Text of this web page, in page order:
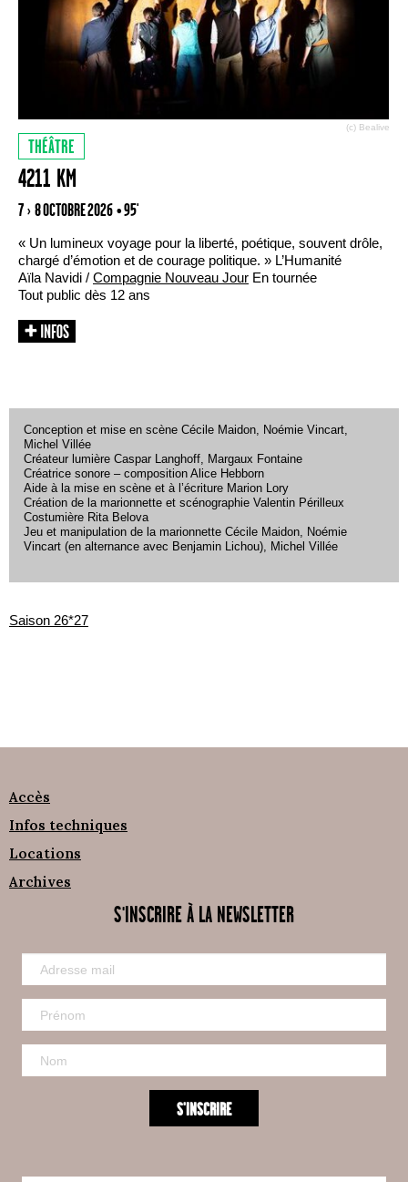
(c) Bealive
THÉÂTRE
4211 KM
7 › 8 OCTOBRE 2026 • 95'
« Un lumineux voyage pour la liberté, poétique, souvent drôle,
chargé d’émotion et de courage politique. » L’Humanité
Aïla Navidi / Compagnie Nouveau Jour En tournée
Tout public dès 12 ans
Conception et mise en scène Cécile Maidon, Noémie Vincart,
Michel Villée
Créateur lumière Caspar Langhoff, Margaux Fontaine
Créatrice sonore – composition Alice Hebborn
Aide à la mise en scène et à l’écriture Marion Lory
Création de la marionnette et scénographie Valentin Périlleux
Costumière Rita Belova
Jeu et manipulation de la marionnette Cécile Maidon, Noémie
Vincart (en alternance avec Benjamin Lichou), Michel Villée
Saison 26*27
Accès
Infos techniques
Locations
Archives
S'INSCRIRE À LA NEWSLETTER